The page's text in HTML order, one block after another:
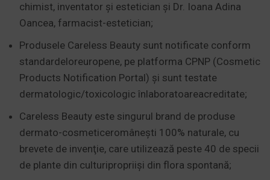
chimist, inventator și estetician și Dr. Ioana Adina
Oancea, farmacist-estetician;
Produsele Careless Beauty sunt notificate conform
standardeloreuropene, pe platforma CPNP (Cosmetic
Products Notification Portal) și sunt testate
dermatologic/toxicologic înlaboratoareacreditate;
Careless Beauty este singurul brand de produse
dermato-cosmeticeromâneşti 100% naturale, cu
brevete de invenţie, care utilizează peste 40 de specii
de plante din culturipropriiși din flora spontană;